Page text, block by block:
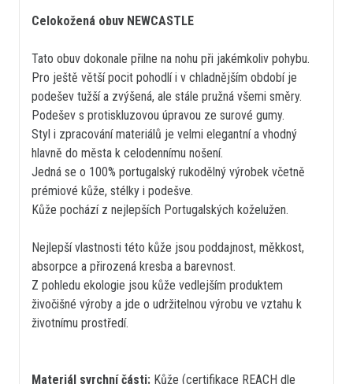
Celokožená obuv NEWCASTLE
Tato obuv dokonale přilne na nohu při jakémkoliv pohybu.
Pro ještě větší pocit pohodlí i v chladnějším období je
podešev tužší a zvýšená, ale stále pružná všemi směry.
Podešev s protiskluzovou úpravou ze surové gumy.
Styl i zpracování materiálů je velmi elegantní a vhodný
hlavně do města k celodennímu nošení.
Jedná se o 100% portugalský rukodělný výrobek včetně
prémiové kůže, stélky i podešve.
Kůže pochází z nejlepších Portugalských koželužen.
Nejlepší vlastnosti této kůže jsou poddajnost, měkkost,
absorpce a přirozená kresba a barevnost.
Z pohledu ekologie jsou kůže vedlejším produktem
živočišné výroby a jde o udržitelnou výrobu ve vztahu k
životnímu prostředí.
Materiál svrchní části: Kůže (certifikace REACH dle